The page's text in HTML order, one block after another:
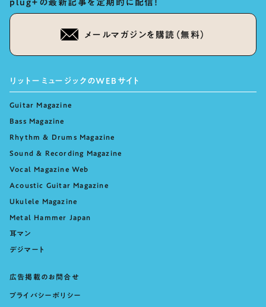
plug+の最新記事を定期的に配信！
メールマガジンを購読（無料）
リットーミュージックのWEBサイト
Guitar Magazine
Bass Magazine
Rhythm & Drums Magazine
Sound & Recording Magazine
Vocal Magazine Web
Acoustic Guitar Magazine
Ukulele Magazine
Metal Hammer Japan
耳マン
デジマート
広告掲載のお問合せ
プライバシーポリシー